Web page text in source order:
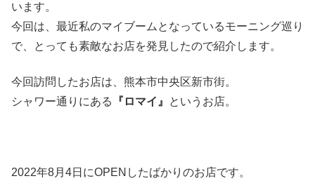
います。
今回は、最近私のマイブームとなっているモーニング巡り
で、とっても素敵なお店を発見したので紹介します。
今回訪問したお店は、熊本市中央区新市街。
シャワー通りにある
『ロマイ』 というお店。
2022年8月4日にOPENしたばかりのお店です。